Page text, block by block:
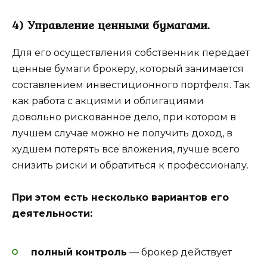
4) Управление ценными бумагами.
Для его осуществления собственник передает
ценные бумаги брокеру, который занимается
составлением инвестиционного портфеля. Так
как работа с акциями и облигациями
довольно рискованное дело, при котором в
лучшем случае можно не получить доход, в
худшем потерять все вложения, лучше всего
снизить риски и обратиться к профессионалу.
При этом есть несколько вариантов его
деятельности:
полный контроль — брокер действует